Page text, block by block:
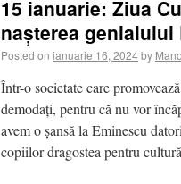
15 ianuarie: Ziua
nașterea genialului
Posted on ianuarie 16, 2024by
Într-o societate care
demodați, pentru că nu vor
avem o șansă la Eminescu
copiilor dragostea pentru